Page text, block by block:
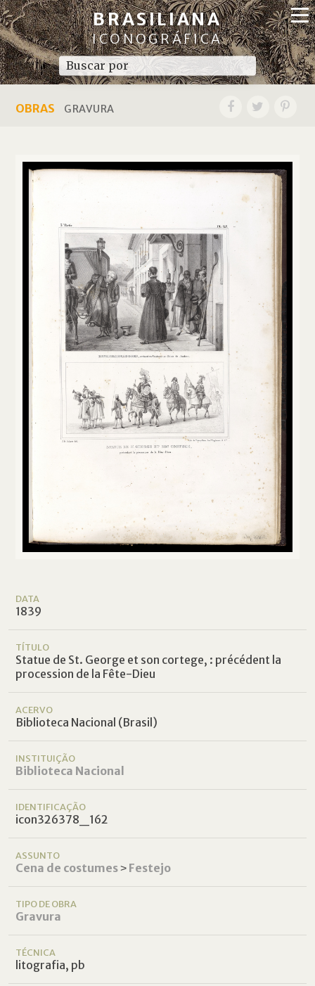
BRASILIANA
ICONOGRÁFICA
OBRAS GRAVURA
DATA
1839
TÍTULO
Statue de St. George et son cortege, : précédent la
procession de la Fête-Dieu
ACERVO
Biblioteca Nacional (Brasil)
INSTITUIÇÃO
Biblioteca Nacional
IDENTIFICAÇÃO
icon326378_162
ASSUNTO
Cena de costumes˃ Festejo
TIPO DE OBRA
Gravura
TÉCNICA
litografia, pb